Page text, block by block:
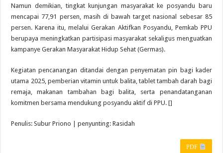
Namun demikian, tingkat kunjungan masyarakat ke posyandu baru
mencapai 77,91 persen, masih di bawah target nasional sebesar 85
persen. Karena itu, melalui Gerakan Aktifkan Posyandu, Pemkab PPU
berupaya meningkatkan partisipasi masyarakat sekaligus menguatkan
kampanye Gerakan Masyarakat Hidup Sehat (Germas).
Kegiatan pencanangan ditandai dengan penyematan pin bagi kader
utama 2025, pemberian vitamin untuk balita, tablet tambah darah bagi
remaja, makanan tambahan bagi balita, serta penandatanganan
komitmen bersama mendukung posyandu aktif di PPU. []
Penulis: Subur Priono | penyunting: Rasidah
PDF